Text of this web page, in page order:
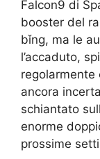
Falcon9 di
booster del
bǐng, ma le
l’accaduto,
regolarmente
ancora
schiantato
enorme
prossime